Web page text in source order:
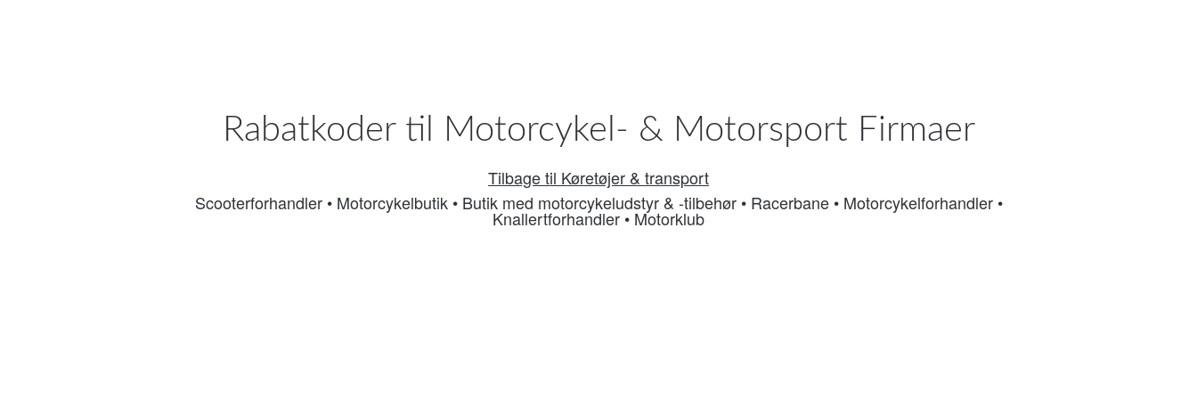
Rabatkoder til Motorcykel- & Motorsport Firmaer
Tilbage til Køretøjer & transport
Scooterforhandler• Motorcykelbutik• Butik med motorcykeludstyr & -tilbehør• Racerbane• Motorcykelforhandler•
Knallertforhandler • Motorklub